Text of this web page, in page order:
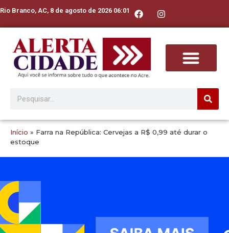
Rio Branco, AC, 8 de agosto de 2026 06:01
Início » Farra na República: Cervejas a R$ 0,99 até durar o
estoque